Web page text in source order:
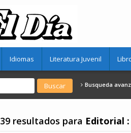
Idiomas Literatura Juvenil
Busqueda
39 resultados para Editorial :